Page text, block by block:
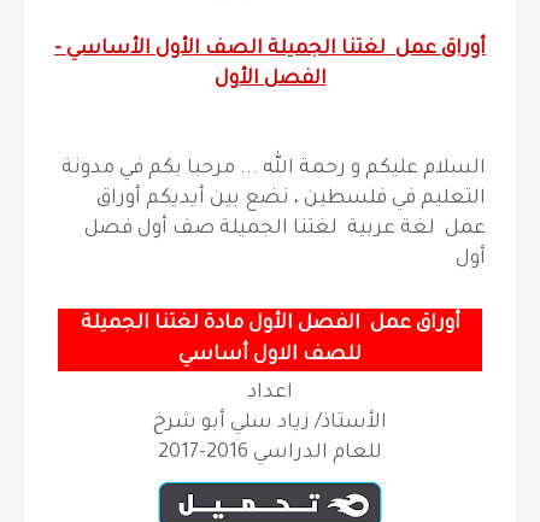
أوراق عمل لغتنا الجميلةالصف الأول الأساسي -
الفصل الأول
السلام عليكم و رحمة الله ... مرحبا بكم في مدونة
التعليم في فلسطين ، نضع بين أيديكم أوراق
عمل لغة عربية لغتنا الجميلة صف أول فصل
أول
أوراق عمل الفصل الأول مادة لغتنا الجميلة
للصف الاول أساسي
اعداد
الأستاذ/ زياد سلي أبو شرخ
للعام الدراسي 2016-2017